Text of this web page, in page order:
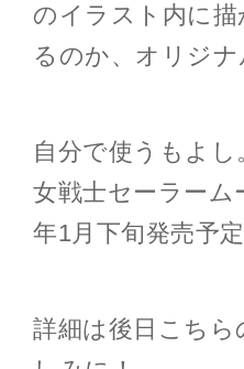
のイラスト内に
るのか、オリジ
自分で使うもよ
女戦士セーラーム
年1月下旬発売予定
詳細は後日こち